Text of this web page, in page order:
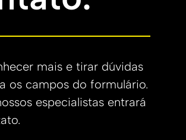
mais e tirar dúvidas
os campos do formulário.
especialistas entrará